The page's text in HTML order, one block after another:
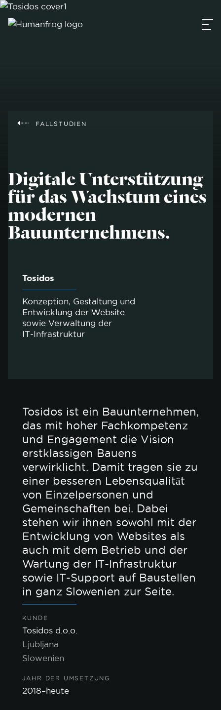
FALLSTUDIEN
Digitale Unterstützung
für das Wachstum eines
modernen
Bauunternehmens.
Tosidos
Konzeption, Gestaltung und
Entwicklung der Website
sowie Verwaltung der
IT‑Infrastruktur
Tosidos ist ein Bauunternehmen,
das mit hoher Fachkompetenz
und Engagement die Vision
erstklassigen Bauens
verwirklicht. Damit tragen sie zu
einer besseren Lebensqualität
von Einzelpersonen und
Gemeinschaften bei. Dabei
stehen wir ihnen sowohl mit der
Entwicklung von Websites als
auch mit dem Betrieb und der
Wartung der IT‑Infrastruktur
sowie IT‑Support auf Baustellen
in ganz Slowenien zur Seite.
KUNDE
Tosidos d.o.o.
Ljubljana
Slowenien
JAHR DER UMSETZUNG
2018–heute